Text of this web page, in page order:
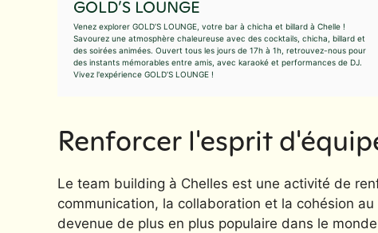
GOLD’S LOUNGE
Venez explorer GOLD’S LOUNGE, votre bar à chicha et billard à Chelle !
Savourez une atmosphère chaleureuse avec des cocktails, chicha, billard et
des soirées animées. Ouvert tous les jours de 17h à 1h, retrouvez-nous pour
des instants mémorables entre amis, avec karaoké et performances de DJ.
Vivez l'expérience GOLD’S LOUNGE !
Renforcer l'esprit
Le team building à Chelles est une activité de
communication, la collaboration et la cohésion
devenue de plus en plus populaire dans le